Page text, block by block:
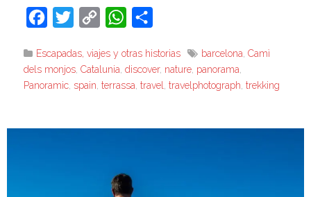
Facebook
Twitter Copy
WhatsApp
Escapadas, viajes y otras historias barcelona ,Camì
dels monjos ,Catalunia ,discover, nature panorama
Panoramic spain ,terrassa ,travel ,travelphotograph ,trekking